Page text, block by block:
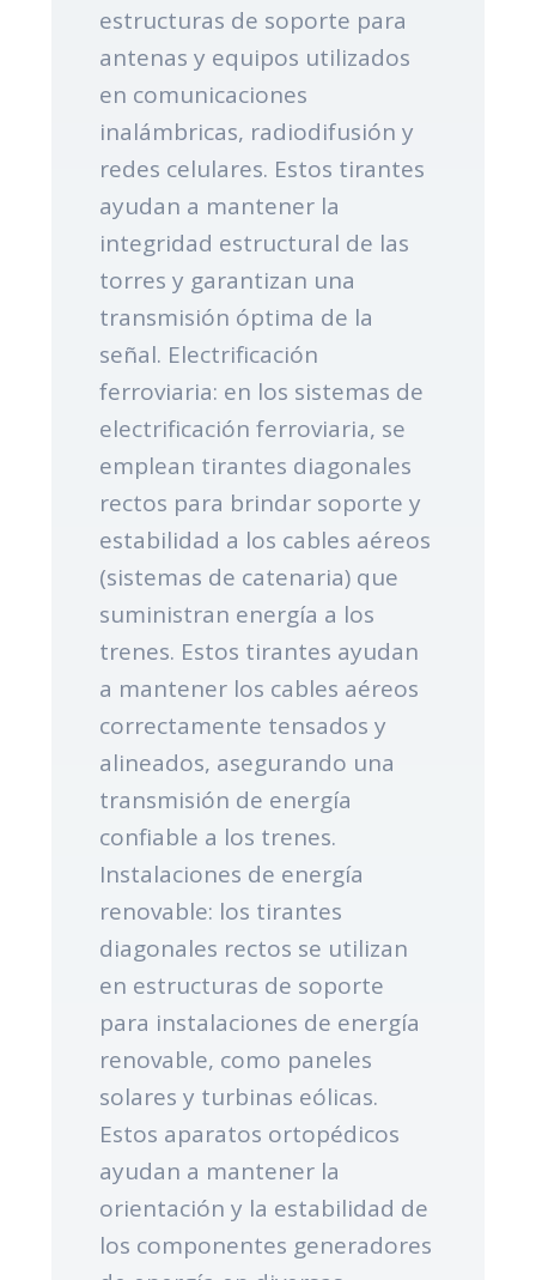
estructuras de soporte para
antenas y equipos utilizados
en comunicaciones
inalámbricas, radiodifusión y
redes celulares. Estos tirantes
ayudan a mantener la
integridad estructural de las
torres y garantizan una
transmisión óptima de la
señal. Electrificación
ferroviaria: en los sistemas de
electrificación ferroviaria, se
emplean tirantes diagonales
rectos para brindar soporte y
estabilidad a los cables aéreos
(sistemas de catenaria) que
suministran energía a los
trenes. Estos tirantes ayudan
a mantener los cables aéreos
correctamente tensados y
alineados, asegurando una
transmisión de energía
confiable a los trenes.
Instalaciones de energía
renovable: los tirantes
diagonales rectos se utilizan
en estructuras de soporte
para instalaciones de energía
renovable, como paneles
solares y turbinas eólicas.
Estos aparatos ortopédicos
ayudan a mantener la
orientación y la estabilidad de
los componentes generadores